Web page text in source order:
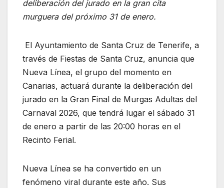
deliberación del jurado en la gran cita
murguera del próximo 31 de enero.
El Ayuntamiento de Santa Cruz de Tenerife, a
través de Fiestas de Santa Cruz, anuncia que
Nueva Línea, el grupo del momento en
Canarias, actuará durante la deliberación del
jurado en la Gran Final de Murgas Adultas del
Carnaval 2026, que tendrá lugar el sábado 31
de enero a partir de las 20:00 horas en el
Recinto Ferial.
Nueva Línea se ha convertido en un
fenómeno viral durante este año. Sus